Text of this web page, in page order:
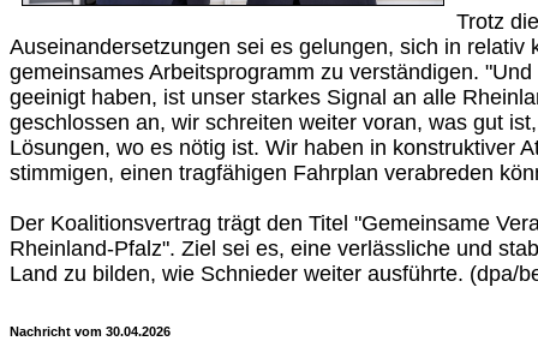
Trotz
Auseinandersetzungen sei es gelungen, sich in relativ
gemeinsames Arbeitsprogramm zu verständigen.
geeinigt haben, ist unser starkes Signal an alle
geschlossen an, wir schreiten weiter voran, was gut
Lösungen, wo es nötig ist. Wir haben in konstruktiver
stimmigen, einen tragfähigen Fahrplan verabreden
Der Koalitionsvertrag trägt den Titel "Gemeinsame
Rheinland-Pfalz". Ziel sei es, eine verlässliche und
Land zu bilden, wie Schnieder weiter ausführte. (dpa/
Nachricht vom 30.04.2026